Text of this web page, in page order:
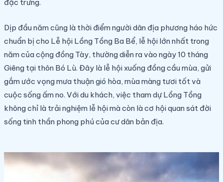
đặc trưng.
Dịp đầu năm cũng là thời điểm người dân địa phương háo hức
chuẩn bị cho Lễ hội Lồng Tồng Ba Bể, lễ hội lớn nhất trong
năm của cộng đồng Tày, thường diễn ra vào ngày 10 tháng
Giêng tại thôn Bó Lù. Đây là lễ hội xuống đồng cầu mùa, gửi
gắm ước vọng mưa thuận gió hòa, mùa màng tươi tốt và
cuộc sống ấm no. Với du khách, việc tham dự Lồng Tồng
không chỉ là trải nghiệm lễ hội mà còn là cơ hội quan sát đời
sống tinh thần phong phú của cư dân bản địa.